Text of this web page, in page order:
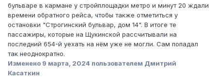
бульваре в кармане у стройплощадки метро и минут 20 ждали
времени обратного рейса, чтобы также отметиться у
остановки "Строгинский бульвар, дом 14". В итоге те
пассажиры, которые на Щукинской рассчитывали на
последний 654-й уехать на нём уже не могли. Сам попадал
так неоднократно.
Изменено 9 марта, 2024 пользователем Дмитрий
Касаткин